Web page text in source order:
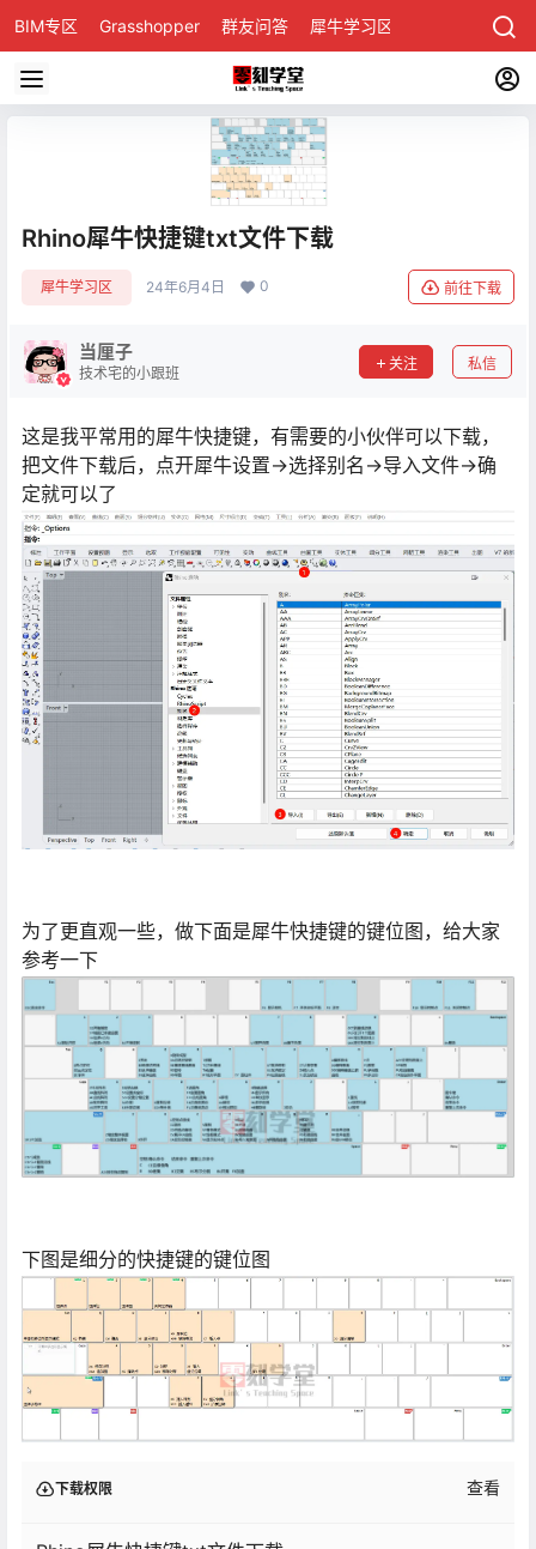
BIM专区 Grasshopper 群友问答 犀牛学习区
Rhino犀牛快捷键txt文件下载
犀牛学习区 24年6月4日 0 前往下载
当厘子
技术宅的小跟班
关注 私信
这是我平常用的犀牛快捷键，有需要的小伙伴可以下载，
把文件下载后，点开犀牛设置→选择别名→导入文件→确
定就可以了
为了更直观一些，做下面是犀牛快捷键的键位图，给大家
参考一下
下图是细分的快捷键的键位图
下载权限 查看